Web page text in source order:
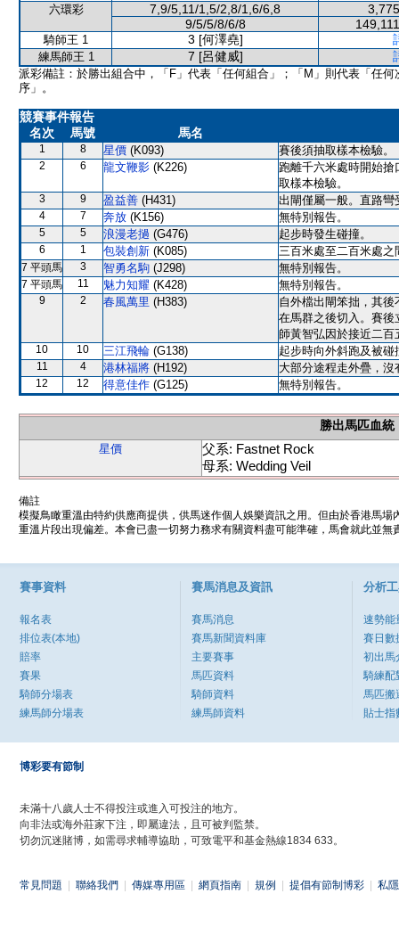
六環彩 7,9/5,11/1,5/2,8/1,6/6,8
9/5/5/8/6/8
騎師王 1 3 [何澤堯]
練馬師王 1 7 [呂健威]
派彩備註：於勝出組合中，「F」代表「任何組合」；「M」則代表「任何
序」。
競賽事件報告
名次
馬號 馬名
1 8 星價 (K093) 賽後須抽取樣本檢驗。
2 6 龍文鞭影 (K226)
跑離千六米處時開始
取樣本檢驗。
3 9 盈益善 (H431) 出閘僅屬一般。直路彎
4 7 奔放 (K156) 無特別報告。
5 5 浪漫老撾 (G476) 起步時發生碰撞。
6 1 包裝創新 (K085) 三百米處至二百米處之
7 平頭馬 3 智勇名駒 (J298) 無特別報告。
7 平頭馬 11 魅力知耀 (K428) 無特別報告。
9 2 春風萬里 (H383)
自外檔出閘笨拙，其
在馬群之後切入。賽
師黃智弘因於接近二
10 10 三江飛輪 (G138) 起步時向外斜跑及被碰
11 4 港林福將 (H192) 大部分途程走外疊，沒
12 12 得意佳作 (G125) 無特別報告。
勝出馬匹血統
星價
父系: Fastnet Rock
母系: Wedding Veil
備註
模擬鳥瞰重溫由特約供應商提供，供馬迷作個人娛樂資訊之用。但由於香港馬
重溫片段出現偏差。本會已盡一切努力務求有關資料盡可能準確，馬會就此並
賽事資料
報名表
排位表(本地)
賠率
賽果
騎師分場表
練馬師分場表
賽馬消息及資訊
賽馬消息
賽馬新聞資料庫
主要賽事
馬匹資料
騎師資料
練馬師資料
分析
速勢能
賽日數
初出馬
騎練配
馬匹搬
貼士指
博彩要有節制
未滿十八歲人士不得投注或進入可投注的地方。
向非法或海外莊家下注，即屬違法，且可被判監禁。
切勿沉迷賭博，如需尋求輔導協助，可致電平和基金熱線1834 633。
常見問題 聯絡我們 傳媒專用區 網頁指南 規例 提倡有節制博彩 私